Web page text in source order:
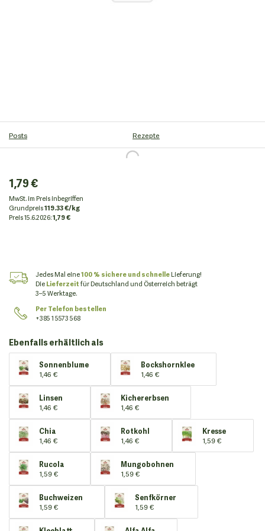
Posts Rezepte
1,79 €
MwSt. im Preis inbegriffen
Grundpreis119.33 €/kg
Preis15.6.2026:1,79 €
Jedes Mal eine100 % sichere und schnelleLieferung!
DieLieferzeitfür Deutschland und Österreich beträgt
3–5 Werktage.
Per Telefon bestellen
+385 1 5573 568
Ebenfalls erhältlich als
Sonnenblume
1,46 €
Bockshornklee
1,46 €
Linsen
1,46 €
Kichererbsen
1,46 €
Chia
1,46 €
Rotkohl
1,46 €
Kresse
1,59 €
Rucola
1,59 €
Mungobohnen
1,59 €
Buchweizen
1,59 €
Senfkörner
1,59 €